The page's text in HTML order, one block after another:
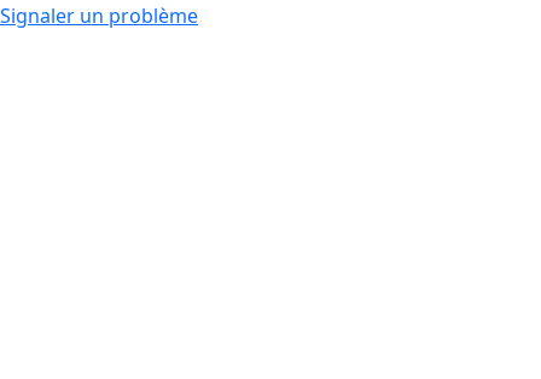
Signaler un problème